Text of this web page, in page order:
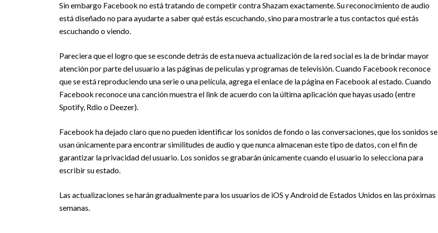
Sin embargo Facebook no está tratando de competir contra Shazam exactamente. Su reconocimiento de audio
está diseñado no para ayudarte a saber qué estás escuchando, sino para mostrarle a tus contactos qué estás
escuchando o viendo.
Pareciera que el logro que se esconde detrás de esta nueva actualización de la red social es la de brindar mayor
atención por parte del usuario a las páginas de películas y programas de televisión. Cuando Facebook reconoce
que se está reproduciendo una serie o una película, agrega el enlace de la página en Facebook al estado. Cuando
Facebook reconoce una canción muestra el link de acuerdo con la última aplicación que hayas usado (entre
Spotify, Rdio o Deezer).
Facebook ha dejado claro que no pueden identificar los sonidos de fondo o las conversaciones, que los sonidos se
usan únicamente para encontrar similitudes de audio y que nunca almacenan este tipo de datos, con el fin de
garantizar la privacidad del usuario. Los sonidos se grabarán únicamente cuando el usuario lo selecciona para
escribir su estado.
Las actualizaciones se harán gradualmente para los usuarios de iOS y Android de Estados Unidos en las próximas
semanas.